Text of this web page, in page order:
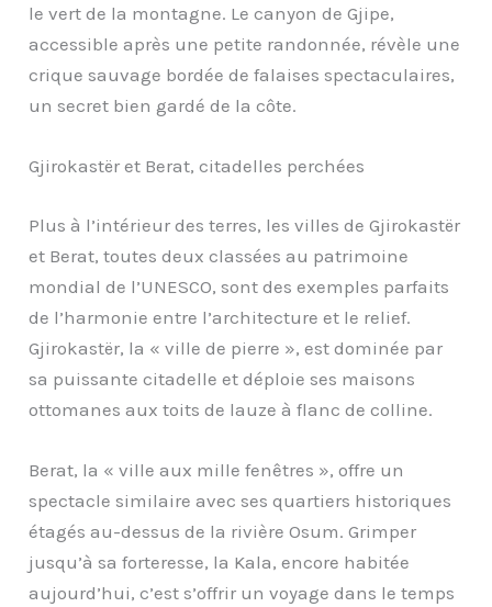
le vert de la montagne. Le canyon de Gjipe,
accessible après une petite randonnée, révèle une
crique sauvage bordée de falaises spectaculaires,
un secret bien gardé de la côte.
Gjirokastër et Berat, citadelles perchées
Plus à l’intérieur des terres, les villes de Gjirokastër
et Berat, toutes deux classées au patrimoine
mondial de l’UNESCO, sont des exemples parfaits
de l’harmonie entre l’architecture et le relief.
Gjirokastër, la « ville de pierre », est dominée par
sa puissante citadelle et déploie ses maisons
ottomanes aux toits de lauze à flanc de colline.
Berat, la « ville aux mille fenêtres », offre un
spectacle similaire avec ses quartiers historiques
étagés au-dessus de la rivière Osum. Grimper
jusqu’à sa forteresse, la Kala, encore habitée
aujourd’hui, c’est s’offrir un voyage dans le temps